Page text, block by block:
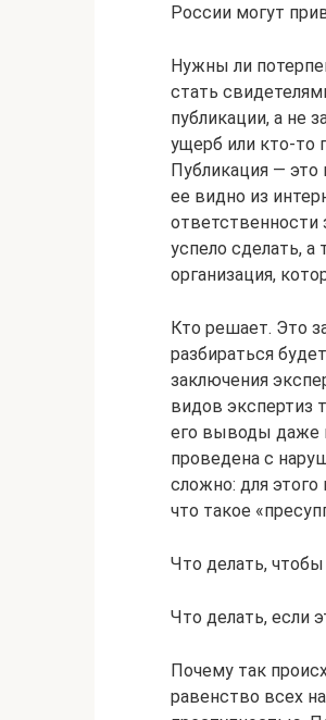
России могут
Нужны ли
стать
публикации, а не
ущерб или кто-то
Публикация — это
ее видно из
ответственности
успело сделать,
организация,
Кто решает. Это
разбираться
заключения
видов экспертиз
его выводы даже
проведена с
сложно: для
что такое
Что делать,
Что делать, если
Почему так
равенство всех